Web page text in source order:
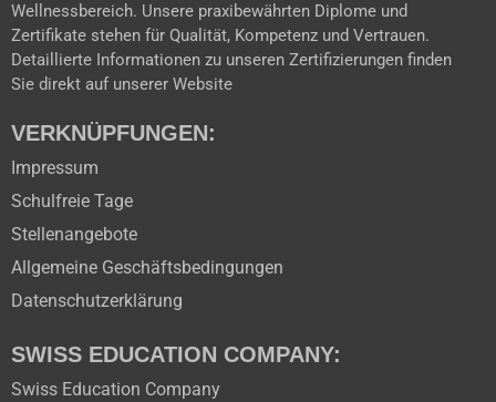
Wellnessbereich. Unsere praxibewährten Diplome und
Zertifikate stehen für Qualität, Kompetenz und Vertrauen.
Detaillierte Informationen zu unseren Zertifizierungen finden
Sie direkt auf unserer Website
VERKNÜPFUNGEN:
Impressum
Schulfreie Tage
Stellenangebote
Allgemeine Geschäftsbedingungen
Datenschutzerklärung
SWISS EDUCATION COMPANY:
Swiss Education Company